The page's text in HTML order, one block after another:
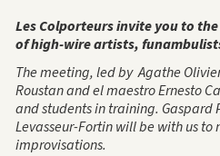
Les Colporteurs invite you to the
of high-wire artists,
The meeting, led by Agathe
Roustan and el maestro Ernesto
and students in training. Gaspard
Levasseur-Fortin will be with us
improvisations.